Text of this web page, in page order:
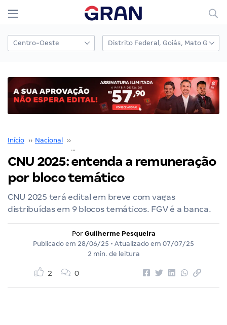
Início ›› Nacional ››
CNU 2025: entenda a remuneração
por bloco temático
CNU 2025 terá edital em breve com vagas
distribuídas em 9 blocos temáticos. FGV é a banca.
Por Guilherme Pesqueira
Publicado em 28/06/25 • Atualizado em 07/07/25
2 min. de leitura
2 0